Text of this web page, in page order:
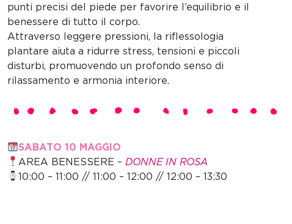
punti precisi del piede per favorire l’equilibrio e il
benessere di tutto il corpo.
Attraverso leggere pressioni, la riflessologia
plantare aiuta a ridurre stress, tensioni e piccoli
disturbi, promuovendo un profondo senso di
rilassamento e armonia interiore.
SABATO 10 MAGGIO
AREA BENESSERE –DONNE IN ROSA
10:00 – 11:00 // 11:00 – 12:00 // 12:00 – 13:30